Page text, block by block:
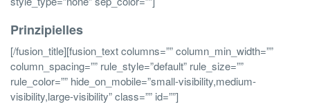
Prinzipielles
[/fusion_title][fusion_text columns=”” column_min_width=””
column_spacing=”” rule_style=”default” rule_size=””
rule_color=”” hide_on_mobile=”small-visibility,medium-
visibility,large-visibility” class=”” id=””]